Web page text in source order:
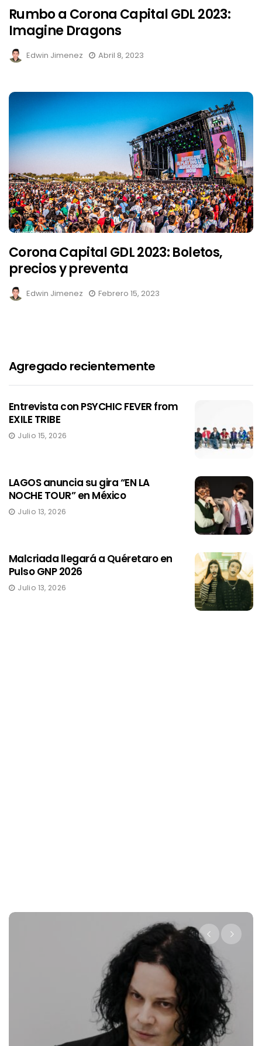
Rumbo a Corona Capital GDL 2023:
Imagine Dragons
Edwin Jimenez Abril 8, 2023
Corona Capital GDL 2023: Boletos,
precios y preventa
Edwin Jimenez Febrero 15, 2023
Agregado recientemente
Entrevista con PSYCHIC FEVER from
EXILE TRIBE
Julio 15, 2026
LAGOS anuncia su gira “EN LA
NOCHE TOUR” en México
Julio 13, 2026
Malcriada llegará a Quéretaro en
Pulso GNP 2026
Julio 13, 2026